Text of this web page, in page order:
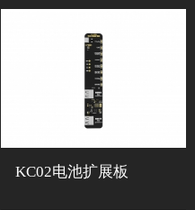
KC02电池扩展板